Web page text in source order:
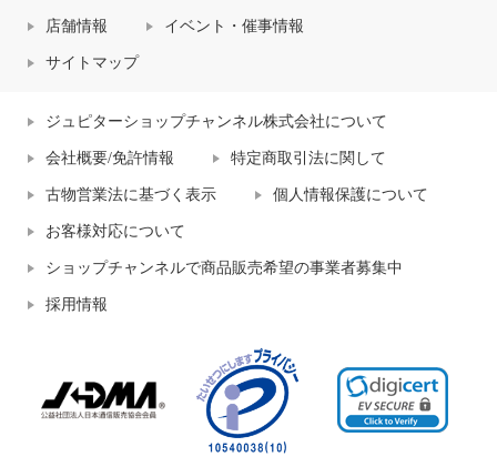
店舗情報 イベント・催事情報
サイトマップ
ジュピターショップチャンネル株式会社について
会社概要/免許情報 特定商取引法に関して
古物営業法に基づく表示 個人情報保護について
お客様対応について
ショップチャンネルで商品販売希望の事業者募集中
採用情報